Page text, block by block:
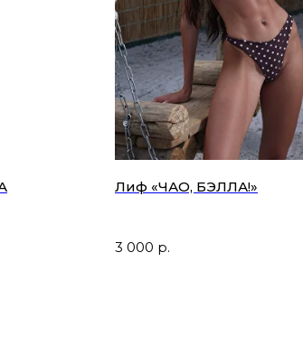
Лиф «ЧАО, БЭЛЛА!»
3 000 р.